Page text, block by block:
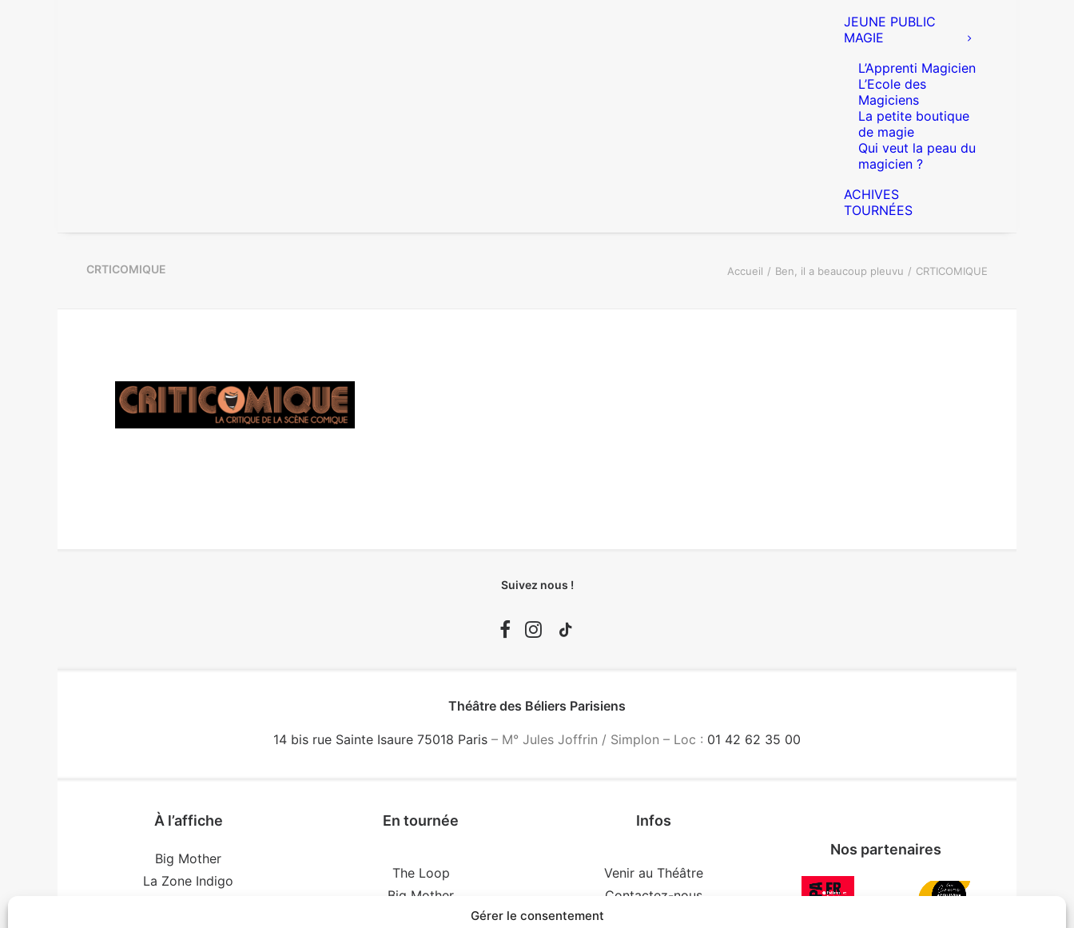
Gérer le consentement
JEUNE PUBLIC
MAGIE
L’Apprenti Magicien
L’Ecole des
Magiciens
La petite boutique
de magie
Qui veut la peau du
magicien ?
ACHIVES
TOURNÉES
CRTICOMIQUE Accueil Ben, il a beaucoup pleuvu CRTICOMIQUE
Suivez nous !
Théâtre des Béliers Parisiens
14 bis rue Sainte Isaure 75018 Paris – M° Jules Joffrin / Simplon – Loc : 01 42 62 35 00
À l’affiche
Big Mother
La Zone Indigo
En tournée
The Loop
Big Mother
Confidences d’un illusionniste
Infos
Venir au Théâtre
Contactez-nous
Nos partenaires